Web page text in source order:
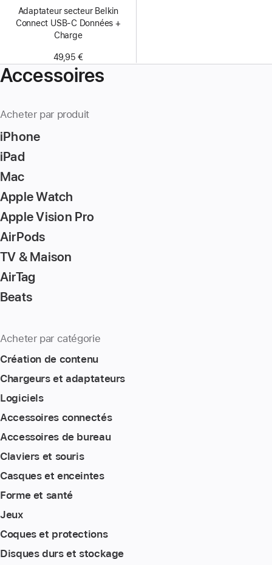
Adaptateur secteur Belkin
Connect USB-C Données +
Charge
49,95 €
Accessoires
Acheter par produit
iPhone
iPad
Mac
Apple Watch
Apple Vision Pro
AirPods
TV & Maison
AirTag
Beats
Acheter par catégorie
Création de contenu
Chargeurs et adaptateurs
Logiciels
Accessoires connectés
Accessoires de bureau
Claviers et souris
Casques et enceintes
Forme et santé
Jeux
Coques et protections
Disques durs et stockage